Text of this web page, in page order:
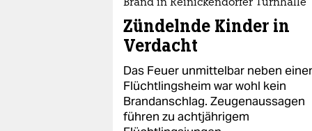
Brand in Reinickendorfer Turnhalle
Zündelnde Kinder in
Verdacht
Das Feuer unmittelbar neben
Flüchtlingsheim war wohl kein
Brandanschlag. Zeugenaussagen
führen zu achtjährigem